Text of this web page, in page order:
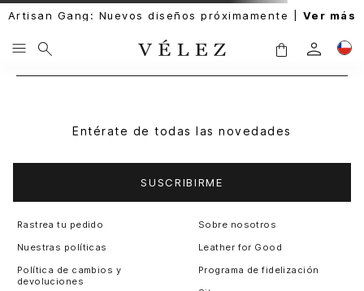
Artisan Gang: Nuevos diseños próximamente | Ver más
Entérate de todas las novedades
SUSCRIBIRME
Rastrea tu pedido
Nuestras políticas
Política de cambios y
devoluciones
Sobre nosotros
Leather for Good
Programa de fidelización